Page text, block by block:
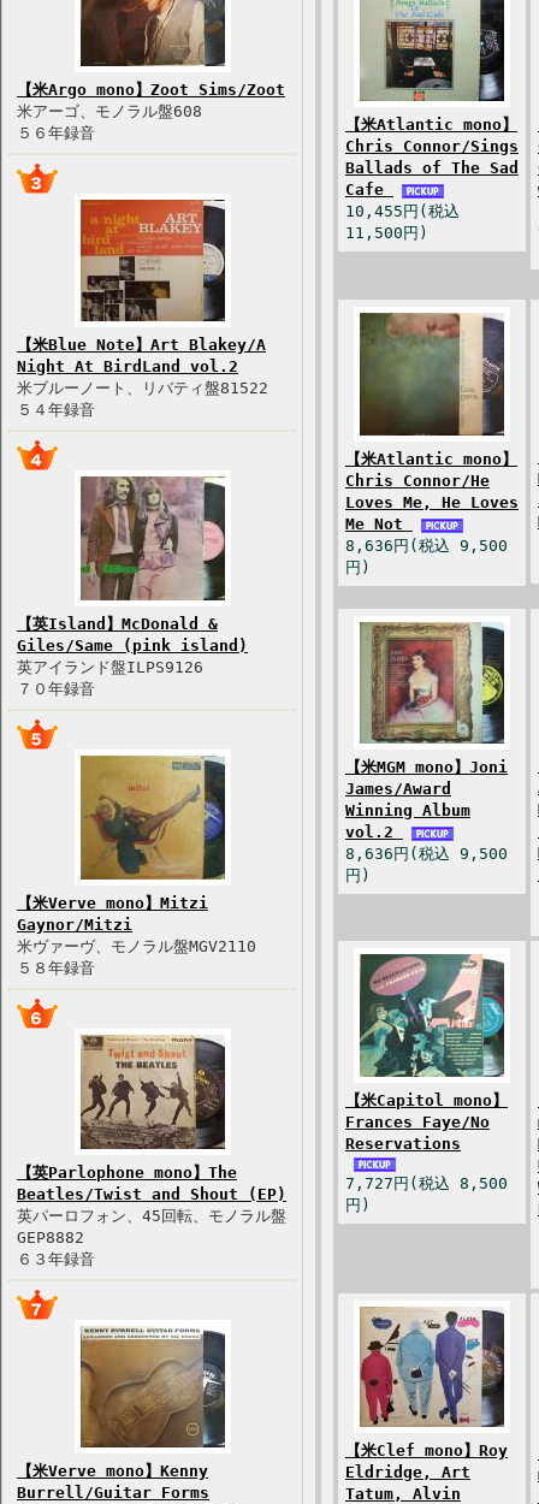
【米Argo mono】Zoot Sims/Zoot
米アーゴ、モノラル盤608
５６年録音
【米Blue Note】Art Blakey/A
Night At BirdLand vol.2
米ブルーノート、リバティ盤81522
５４年録音
【英Island】McDonald &
Giles/Same (pink island)
英アイランド盤ILPS9126
７０年録音
【米Verve mono】Mitzi
Gaynor/Mitzi
米ヴァーヴ、モノラル盤MGV2110
５８年録音
【英Parlophone mono】The
Beatles/Twist and Shout (EP)
英パーロフォン、45回転、モノラル盤
GEP8882
６３年録音
【米Verve mono】Kenny
Burrell/Guitar Forms
【米Atlantic mono】
Chris Connor/Sings
Ballads of The Sad
Cafe
10,455円(税込
11,500円)
【米Atlantic mono】
Chris Connor/He
Loves Me, He Loves
Me Not
8,636円(税込 9,500
円)
【米MGM mono】Joni
James/Award
Winning Album
vol.2
8,636円(税込 9,500
円)
【米Capitol mono】
Frances Faye/No
Reservations
7,727円(税込 8,500
円)
【米Clef mono】Roy
Eldridge, Art
Tatum, Alvin